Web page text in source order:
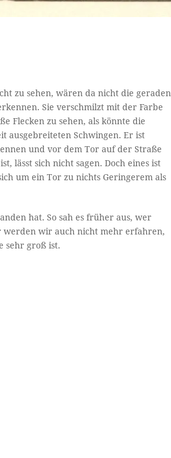
zu sehen, wären da nicht die geraden
Sie verschmilzt mit der Farbe
Flecken zu sehen, als könnte die
ausgebreiteten Schwingen. Er ist
und vor dem Tor auf der Straße
lässt sich nicht sagen. Doch eines ist
um ein Tor zu nichts Geringerem als
hat. So sah es früher aus, wer
werden wir auch nicht mehr erfahren,
sehr groß ist.